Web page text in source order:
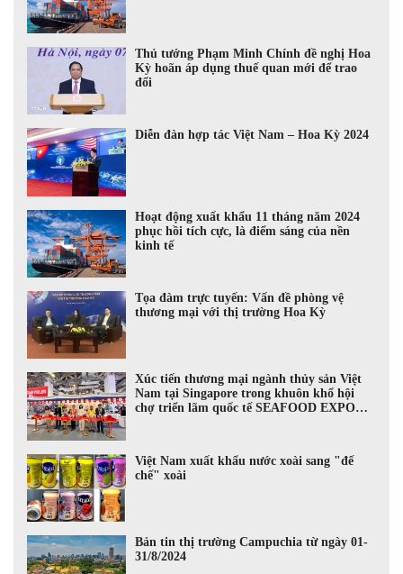
Thủ tướng Phạm Minh Chính đề nghị Hoa
Kỳ hoãn áp dụng thuế quan mới để trao
đổi
Diễn đàn hợp tác Việt Nam – Hoa Kỳ 2024
Hoạt động xuất khẩu 11 tháng năm 2024
phục hồi tích cực, là điểm sáng của nền
kinh tế
Tọa đàm trực tuyến: Vấn đề phòng vệ
thương mại với thị trường Hoa Kỳ
Xúc tiến thương mại ngành thủy sản Việt
Nam tại Singapore trong khuôn khổ hội
chợ triển lãm quốc tế SEAFOOD EXPO
Việt Nam xuất khẩu nước xoài sang "đế
chế" xoài
Bản tin thị trường Campuchia từ ngày 01-
31/8/2024